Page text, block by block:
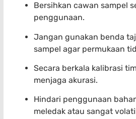
Bersihkan cawan sampel
penggunaan.
Jangan gunakan benda
sampel agar permukaan
Secara berkala kalibrasi
menjaga akurasi.
Hindari penggunaan
meledak atau sangat